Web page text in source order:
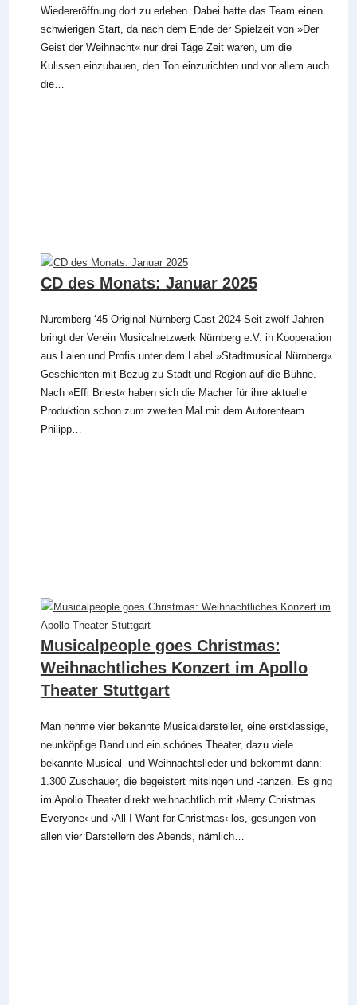
Wiedereröffnung dort zu erleben. Dabei hatte das Team einen
schwierigen Start, da nach dem Ende der Spielzeit von »Der
Geist der Weihnacht« nur drei Tage Zeit waren, um die
Kulissen einzubauen, den Ton einzurichten und vor allem auch
die…
CD des Monats: Januar 2025
Nuremberg ‘45 Original Nürnberg Cast 2024 Seit zwölf Jahren
bringt der Verein Musicalnetzwerk Nürnberg e.V. in Kooperation
aus Laien und Profis unter dem Label »Stadtmusical Nürnberg«
Geschichten mit Bezug zu Stadt und Region auf die Bühne.
Nach »Effi Briest« haben sich die Macher für ihre aktuelle
Produktion schon zum zweiten Mal mit dem Autorenteam
Philipp…
Musicalpeople goes Christmas:
Weihnachtliches Konzert im Apollo
Theater Stuttgart
Man nehme vier bekannte Musicaldarsteller, eine erstklassige,
neunköpfige Band und ein schönes Theater, dazu viele
bekannte Musical- und Weihnachtslieder und bekommt dann:
1.300 Zuschauer, die begeistert mitsingen und -tanzen. Es ging
im Apollo Theater direkt weihnachtlich mit ›Merry Christmas
Everyone‹ und ›All I Want for Christmas‹ los, gesungen von
allen vier Darstellern des Abends, nämlich…